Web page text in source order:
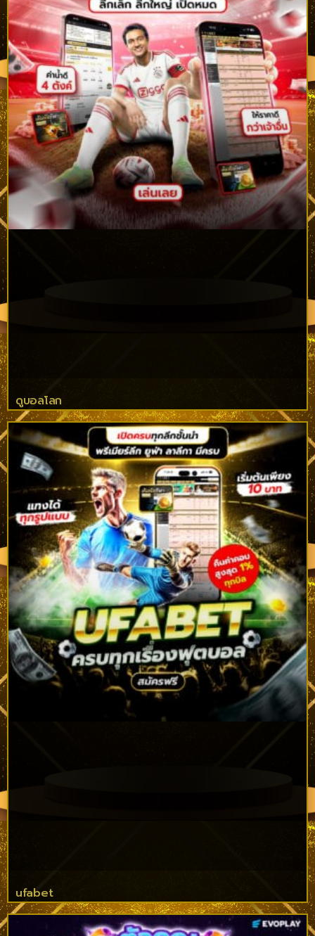
ดูบอลโลก
ufabet